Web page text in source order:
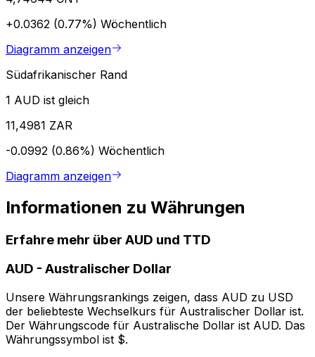
+0.0362 (0.77%) Wöchentlich
Diagramm anzeigen
Südafrikanischer Rand
1 AUD ist gleich
11,4981 ZAR
-0.0992 (0.86%) Wöchentlich
Diagramm anzeigen
Informationen zu Währungen
Erfahre mehr über AUD und TTD
AUD - Australischer Dollar
Unsere Währungsrankings zeigen, dass AUD zu USD
der beliebteste Wechselkurs für Australischer Dollar ist.
Der Währungscode für Australische Dollar ist AUD. Das
Währungssymbol ist $.